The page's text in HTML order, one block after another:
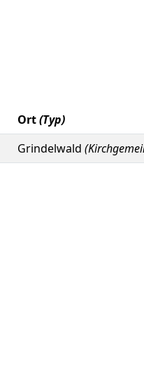
Ort(Typ)
Grindelwald